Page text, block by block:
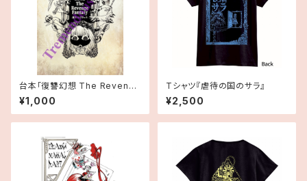
台本「復讐幻想 The Revenge
Fantasy – 裏リトルブラック –」
¥1,000
Tシャツ『虐待の国のサラ』
¥2,500